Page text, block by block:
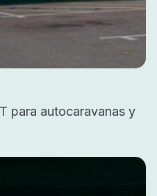
para autocaravanas y